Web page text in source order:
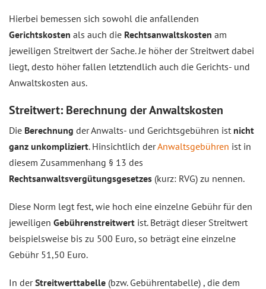
Hierbei bemessen sich sowohl die anfallenden
Gerichtskosten als auch die Rechtsanwaltskosten am
jeweiligen Streitwert der Sache. Je höher der Streitwert dabei
liegt, desto höher fallen letztendlich auch die Gerichts- und
Anwaltskosten aus.
Streitwert: Berechnung der Anwaltskosten
Die Berechnung der Anwalts- und Gerichtsgebühren ist nicht
ganz unkompliziert. Hinsichtlich derAnwaltsgebühren ist in
diesem Zusammenhang § 13 des
Rechtsanwaltsvergütungsgesetzes (kurz: RVG) zu nennen.
Diese Norm legt fest, wie hoch eine einzelne Gebühr für den
jeweiligen Gebührenstreitwert ist. Beträgt dieser Streitwert
beispielsweise bis zu 500 Euro, so beträgt eine einzelne
Gebühr 51,50 Euro.
In derStreitwerttabelle (bzw. Gebührentabelle) , die dem